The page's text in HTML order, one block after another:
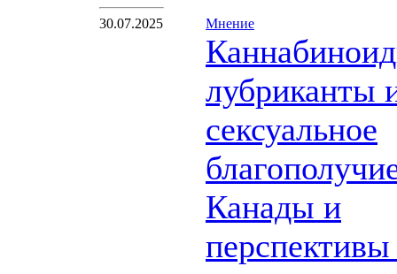
30.07.2025 Мнение
лубриканты
сексуальное
Канады и
перспективы